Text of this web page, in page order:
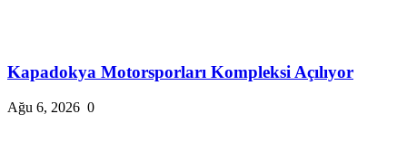
Kapadokya Motorsporları Kompleksi Açılıyor
Ağu 6, 2026 0